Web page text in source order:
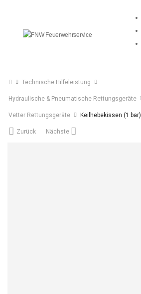
Technische Hilfeleistung
Hydraulische & Pneumatische Rettungsgeräte
Vetter Rettungsgeräte Keilhebekissen (1 bar)
Zurück Nächste